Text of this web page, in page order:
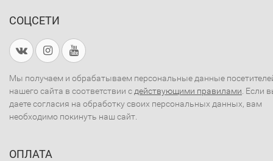
СОЦСЕТИ
Мы получаем и обрабатываем персональные данные
нашего сайта в соответствии с действующими правилами . Если
даете согласия на обработку своих персональных данных, вам
необходимо покинуть наш сайт.
ОПЛАТА